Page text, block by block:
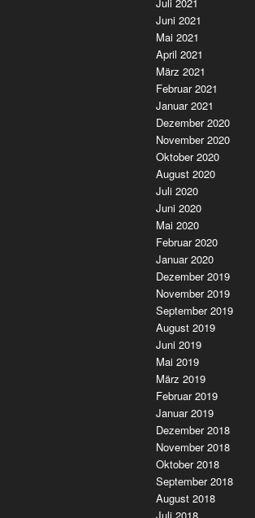
Juni 2021
Mai 2021
April 2021
März 2021
Februar 2021
Januar 2021
Dezember 2020
November 2020
Oktober 2020
August 2020
Juli 2020
Juni 2020
Mai 2020
Februar 2020
Januar 2020
Dezember 2019
November 2019
September 2019
August 2019
Juni 2019
Mai 2019
März 2019
Februar 2019
Januar 2019
Dezember 2018
November 2018
Oktober 2018
September 2018
August 2018